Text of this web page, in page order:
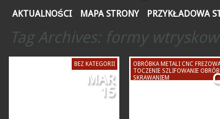
AKTUALNOŚCI MAPA STRONY PRZYKŁADOWA
Tag Archives: formy
BEZ KATEGORII
MAR
15
OBRÓBKA METALI CNC
TOCZENIE SZLIFOWANIE
SKRAWANIEM